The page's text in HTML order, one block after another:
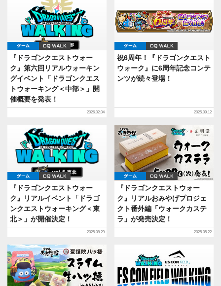
ゲーム DQ WALK
『ドラゴンクエストウォー
ク』第六回リアルウォーキン
グイベント「ドラゴンクエス
トウォーキング＜中部＞」開
催概要を発表！
2026.02.04
ゲーム
祝6周年！『ドラゴンクエスト
ウォーク』に6周年記念コンテ
ンツが続々登場！
2025.09.12
ゲーム DQ WALK
『ドラゴンクエストウォー
ク』リアルイベント「ドラゴ
ンクエストウォーキング＜東
北＞」が開催決定！
2025.08.29
ゲーム DQ WALK
『ドラゴンクエストウォー
ク』リアルおみやげプロジェ
クト番外編「ウォークカステ
ラ」が発売決定！
2025.05.22